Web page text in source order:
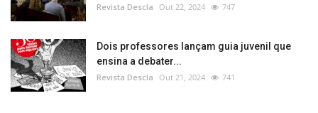
Revista Descla Out 22, 2024 747
Dois professores lançam guia juvenil que
ensina a debater...
Revista Descla Out 21, 2024 741